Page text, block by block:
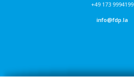
+49 173 9994199
info@fdp.la